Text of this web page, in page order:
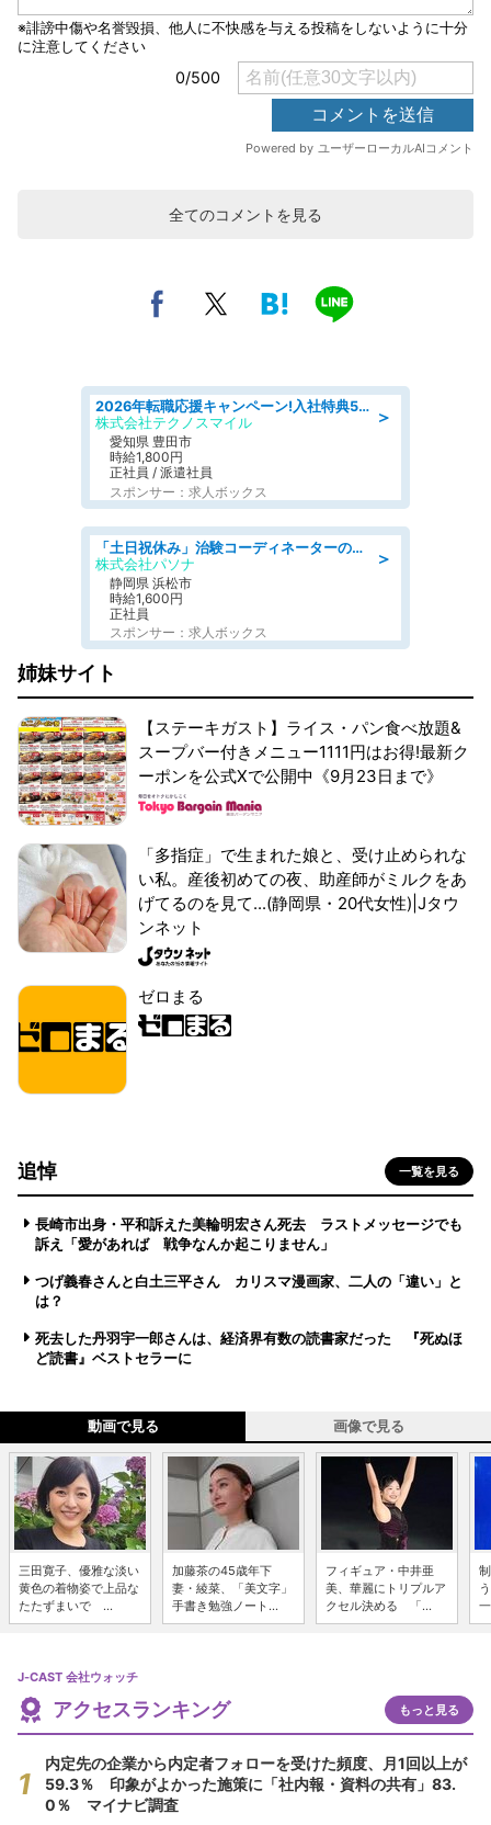
全てのコメントを見る
＞
2026年転職応援キャンペーン!入社特典58万円/デンソーで働こう!自動車工場で小型部品の検査業務 denso aichi
株式会社テクノスマイル
愛知県 豊田市
時給1,800円
正社員 / 派遣社員
スポンサー：求人ボックス
＞
「土日祝休み」治験コーディネーターのお仕事/未経験OK
株式会社パソナ
静岡県 浜松市
時給1,600円
正社員
スポンサー：求人ボックス
姉妹サイト
【ステーキガスト】ライス・パン食べ放題&
スープバー付きメニュー1111円はお得!最新ク
ーポンを公式Xで公開中《9月23日まで》
「多指症」で生まれた娘と、受け止められな
い私。産後初めての夜、助産師がミルクをあ
げてるのを見て...(静岡県・20代女性)|Jタウ
ンネット
ゼロまる
追悼 一覧を見る
長崎市出身・平和訴えた美輪明宏さん死去 ラストメッセージでも
訴え「愛があれば 戦争なんか起こりません」
つげ義春さんと白土三平さん カリスマ漫画家、二人の「違い」と
は？
死去した丹羽宇一郎さんは、経済界有数の読書家だった 『死ぬほ
ど読書』ベストセラーに
動画で見る 画像で見る
三田寛子、優雅な淡い
黄色の着物姿で上品な
たたずまいで ...
加藤茶の45歳年下
妻・綾菜、「美文字」
手書き勉強ノート...
フィギュア・中井亜
美、華麗にトリプルア
クセル決める 「...
J-CAST 会社ウォッチ
アクセスランキング もっと見る
内定先の企業から内定者フォローを受けた頻度、月1回以上が
59.3％ 印象がよかった施策に「社内報・資料の共有」83.
0％ マイナビ調査